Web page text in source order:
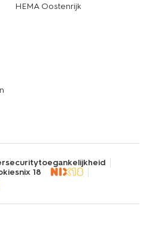
HEMA Oostenrijk
securitytoegankelijkheid
nix 18